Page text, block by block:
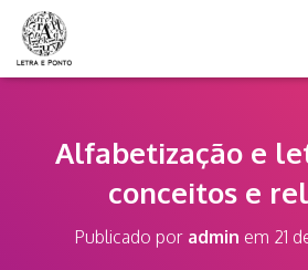
Alfabetização e
conceitos e
Publicado por admin em 21